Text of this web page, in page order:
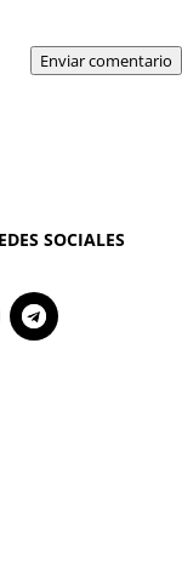
Enviar comentario
SOCIALES